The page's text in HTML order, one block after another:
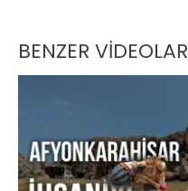
BENZER VİDEOLAR